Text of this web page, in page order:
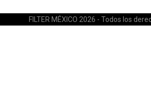
FILTER MÉXICO 2026 - Todos los